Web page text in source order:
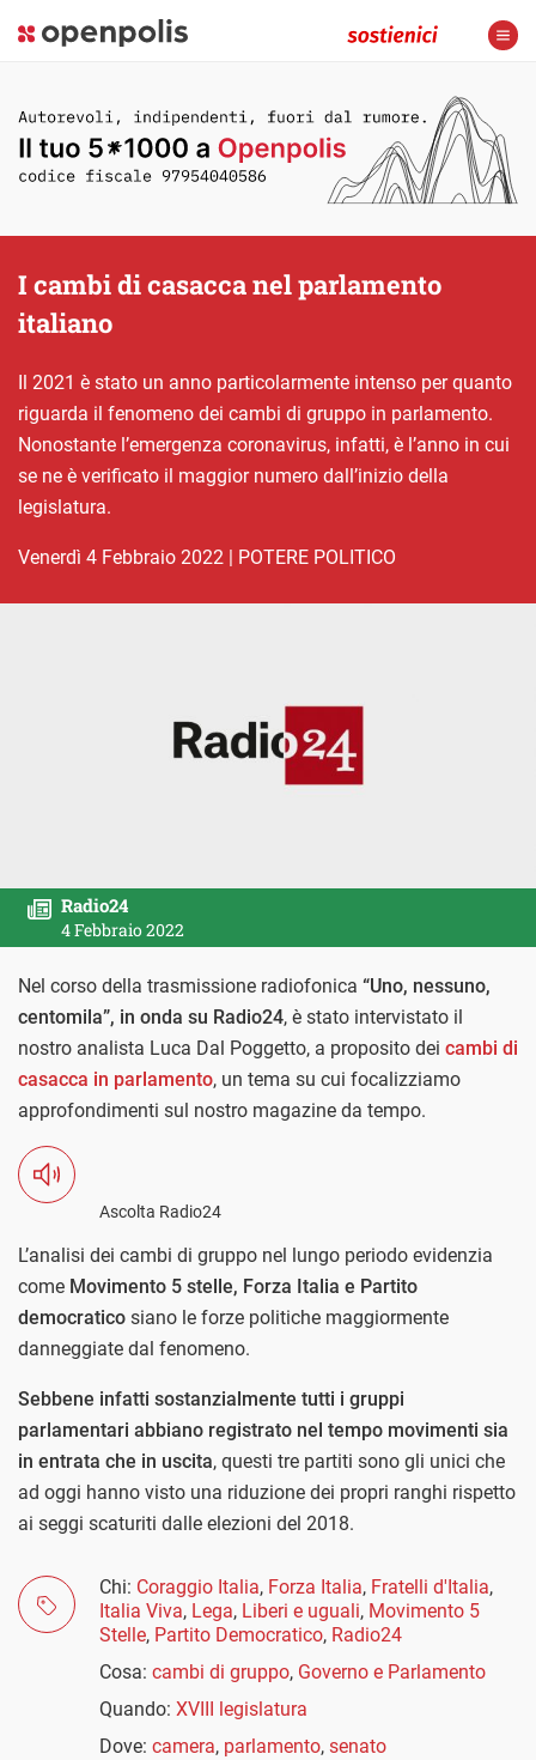
I cambi di casacca nel parlamento
italiano
Il 2021 è stato un anno particolarmente intenso per quanto
riguarda il fenomeno dei cambi di gruppo in parlamento.
Nonostante l’emergenza coronavirus, infatti, è l’anno in cui
se ne è verificato il maggior numero dall’inizio della
legislatura.
venerdì 4 Febbraio 2022 | POTERE POLITICO
Radio24
4 Febbraio 2022
Nel corso della trasmissione radiofonica “Uno, nessuno,
centomila”, in onda su Radio24, è stato intervistato il
nostro analista Luca Dal Poggetto, a proposito dei cambi di
casacca in parlamento, un tema su cui focalizziamo
approfondimenti sul nostro magazine da tempo.
Ascolta Radio24
L’analisi dei cambi di gruppo nel lungo periodo evidenzia
come Movimento 5 stelle, Forza Italia e Partito
democratico siano le forze politiche maggiormente
danneggiate dal fenomeno.
Sebbene infatti sostanzialmente tutti i gruppi
parlamentari abbiano registrato nel tempo movimenti sia
in entrata che in uscita, questi tre partiti sono gli unici che
ad oggi hanno visto una riduzione dei propri ranghi rispetto
ai seggi scaturiti dalle elezioni del 2018.
Chi: Coraggio Italia, Forza Italia, Fratelli d'Italia,
Italia Viva, Lega, Liberi e uguali, Movimento 5
Stelle, Partito Democratico, Radio24
Cosa: cambi di gruppo, Governo e Parlamento
Quando: XVIII legislatura
Dove: camera, parlamento, senato